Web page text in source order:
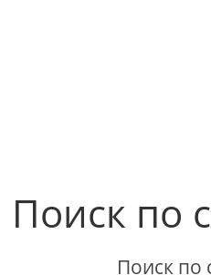
Поиск по
Поиск по